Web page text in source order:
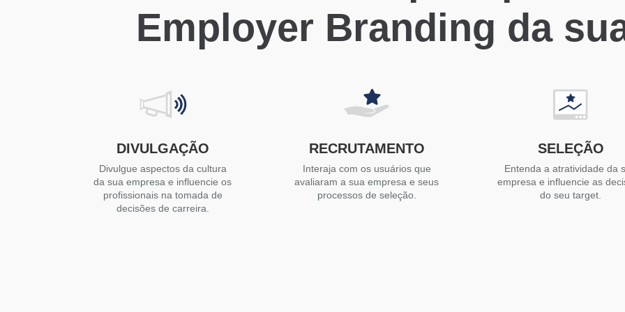
Employer Branding da
DIVULGAÇÃO
Divulgue aspectos da cultura
da sua empresa e influencie os
profissionais na tomada de
decisões de carreira.
RECRUTAMENTO
Interaja com os usuários que
avaliaram a sua empresa e seus
processos de seleção.
SELEÇÃO
Entenda a atratividade da
empresa e influencie as
do seu target.